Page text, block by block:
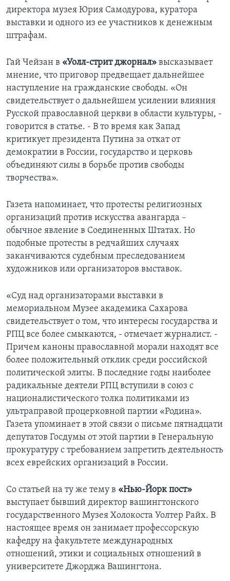
директора музея Юрия Самодурова, куратора
выставки и одного из ее участников к денежным
штрафам.
Гай Чейзан в «Уолл-стрит джорнал» высказывает
мнение, что приговор предвещает дальнейшее
наступление на гражданские свободы. «Он
свидетельствует о дальнейшем усилении влияния
Русской православной церкви в области культуры, -
говорится в статье. - В то время как Запад
критикует президента Путина за откат от
демократии в России, государство и церковь
объединяют силы в борьбе против свободы
творчества».
Газета напоминает, что протесты религиозных
организаций против искусства авангарда –
обычное явление в Соединенных Штатах. Но
подобные протесты в редчайших случаях
заканчиваются судебным преследованием
художников или организаторов выставок.
«Суд над организаторами выставки в
мемориальном Музее академика Сахарова
свидетельствует о том, что интересы государства и
РПЦ все более смыкаются, - отмечает журналист. -
Причем каноны православной морали находят все
более положительный отклик среди российской
политической элиты. В последние годы наиболее
радикальные деятели РПЦ вступили в союз с
националистического толка политиками из
ультраправой процерковной партии «Родина».
Газета упоминает в этой связи о письме пятнадцати
депутатов Госдумы от этой партии в Генеральную
прокуратуру с требованием запретить деятельность
всех еврейских организаций в России.
Со статьей на ту же тему в «Нью-Йорк пост»
выступает бывший директор вашингтонского
государственного Музея Холокоста Уолтер Райх. В
настоящее время он занимает профессорскую
кафедру на факультете международных
отношений, этики и социальных отношений в
университете Джорджа Вашингтона.